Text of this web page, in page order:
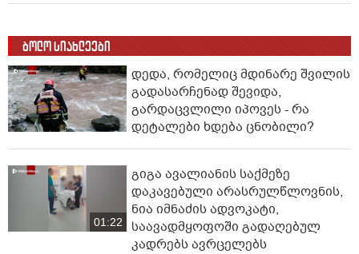
ბოლო სიახლეები
დედა, რომელიც მდინარე შვილის
გადასარჩენად შევიდა,
გარდაცვლილი იპოვეს - რა
დეტალები ხდება ცნობილი?
01:22
გიგა ავალიანის საქმეზე
დაკავებული არასრულწლოვნის,
ნია იმნაძის ადვოკატი,
საავადმყოფოში გადაღებულ
კადრებს ავრცელებს